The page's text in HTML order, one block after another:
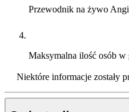
Przewodnik na żywo
Maksymalna ilość osób w
Niektóre informacje zostały